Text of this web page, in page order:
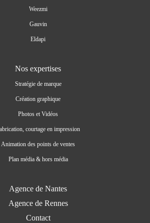
Weezmi
Gauvin
Eldapi
Nos expertises
Stratégie de marque
Création graphique
Photos et Vidéos
courtage en impression
Animation des points de ventes
Plan média & hors média
Agence de Nantes
Agence de Rennes
Contact